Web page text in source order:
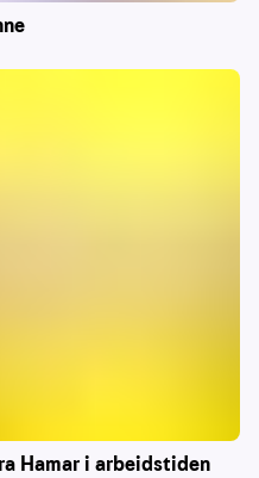
Hamar i arbeidstiden